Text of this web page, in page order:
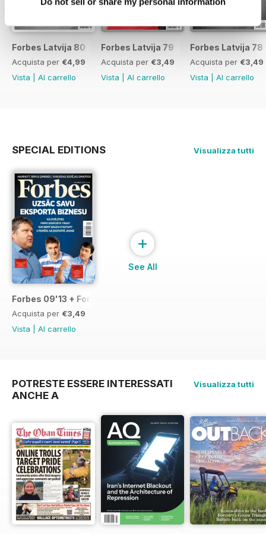
Forbes Latvija 80
Acquista per €4,99
Vista
Al carrello
Forbes Latvija 79
Acquista per €3,49
Vista
Al carrello
Forbes Latvija 78
Acquista per €3,49
Vista
Al carrello
SPECIAL EDITIONS Visualizza tutti
Forbes 09'13 + Forbes Life
Acquista per €3,49
Vista
Al carrello
+
See All
POTRESTE ESSERE INTERESSATI
ANCHE A
Visualizza tutti